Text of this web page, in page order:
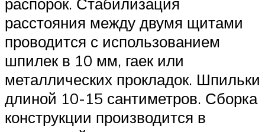
расстояния между двумя щитами
проводится с использованием
шпилек в 10 мм, гаек или
металлических прокладок. Шпильки
длиной 10-15 сантиметров. Сборка
конструкции производится в